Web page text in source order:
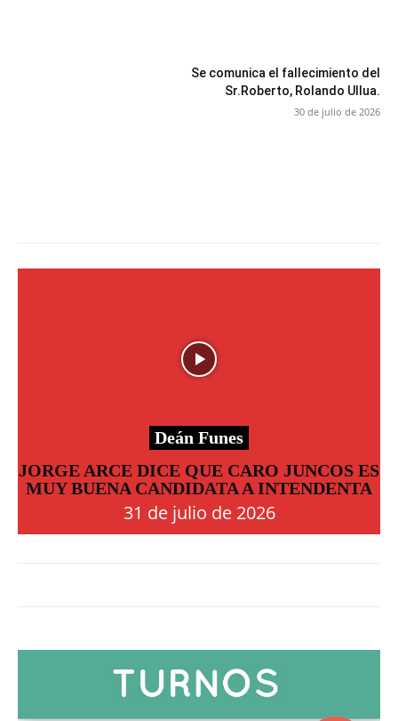
Se comunica el fallecimiento del
Sr.Roberto, Rolando Ullua.
30 de julio de 2026
Deán Funes
JORGE ARCE DICE QUE CARO JUNCOS ES
MUY BUENA CANDIDATA A INTENDENTA
31 de julio de 2026